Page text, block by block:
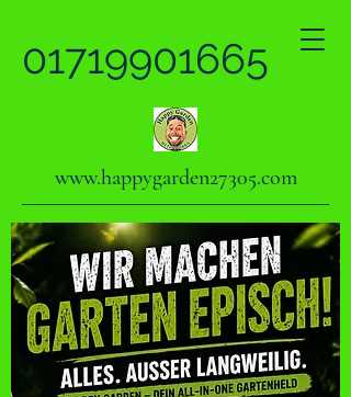
01719901665
www.happygarden27305.com